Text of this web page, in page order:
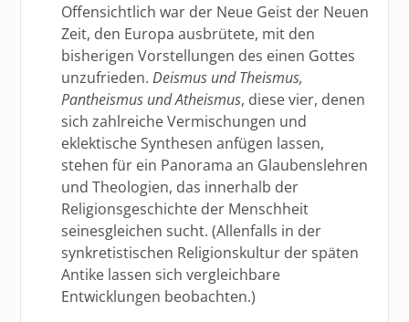
Offensichtlich war der Neue Geist der Neuen
Zeit, den Europa ausbrütete, mit den
bisherigen Vorstellungen des einen Gottes
unzufrieden.Deismus und Theismus,
Pantheismus und Atheismus, diese vier, denen
sich zahlreiche Vermischungen und
eklektische Synthesen anfügen lassen,
stehen für ein Panorama an Glaubenslehren
und Theologien, das innerhalb der
Religionsgeschichte der Menschheit
seinesgleichen sucht. (Allenfalls in der
synkretistischen Religionskultur der späten
Antike lassen sich vergleichbare
Entwicklungen beobachten.)